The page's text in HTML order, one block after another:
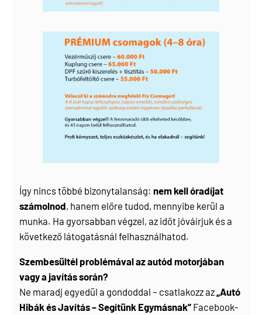
Így nincs többé bizonytalanság:nem kell óradíjat
számolnod, hanem előre tudod, mennyibe kerül a
munka. Ha gyorsabban végzel, az időt jóváírjuk és a
következő látogatásnál felhasználhatod.
Szembesültél problémával az autód motorjában
vagy a javítás során?
Ne maradj egyedül a gondoddal – csatlakozz az „Autó
Hibák és Javítás – Segítünk Egymásnak” Facebook-